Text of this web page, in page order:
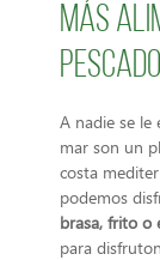
Más
pescado
A nadie se le
mar son un
costa
podemos
brasa, frito o
para